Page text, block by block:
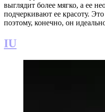
выглядит более мягко, а ее
подчеркивают ее красоту.
поэтому, конечно, он
IU